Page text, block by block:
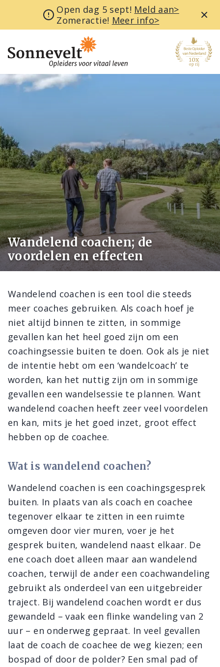
Open dag 5 sept! Meld aan>
Zomeractie! Meer info>
Wandelend coachen; de
voordelen en effecten
Wandelend coachen is een tool die steeds
meer coaches gebruiken. Als coach hoef je
niet altijd binnen te zitten, in sommige
gevallen kan het heel goed zijn om een
coachingsessie buiten te doen. Ook als je niet
de intentie hebt om een ‘wandelcoach’ te
worden, kan het nuttig zijn om in sommige
gevallen een wandelsessie te plannen. Want
wandelend coachen heeft zeer veel voordelen
en kan, mits je het goed inzet, groot effect
hebben op de coachee.
Wat is wandelend coachen?
Wandelend coachen is een coachingsgesprek
buiten. In plaats van als coach en coachee
tegenover elkaar te zitten in een ruimte
omgeven door vier muren, voer je het
gesprek buiten, wandelend naast elkaar. De
ene coach doet alleen maar aan wandelend
coachen, terwijl de ander een coachwandeling
gebruikt als onderdeel van een uitgebreider
traject. Bij wandelend coachen wordt er dus
gewandeld – vaak een flinke wandeling van 2
uur – en onderweg gepraat. In veel gevallen
laat de coach de coachee de weg kiezen; een
bospad of door de polder? Een smal pad of